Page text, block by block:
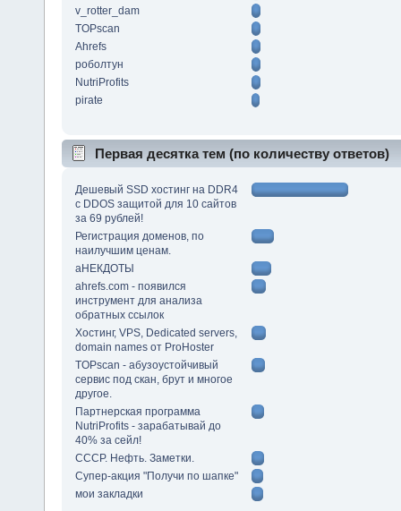
v_rotter_dam
TOPscan
Ahrefs
роболтун
NutriProfits
pirate
Первая десятка тем (по количеству ответов)
Дешевый SSD хостинг на DDR4
с DDOS защитой для 10 сайтов
за 69 рублей!
Регистрация доменов, по
наилучшим ценам.
аНЕКДОТЫ
ahrefs.com - появился
инструмент для анализа
обратных ссылок
Хостинг, VPS, Dedicated servers,
domain names от ProHoster
TOPscan - абузоустойчивый
сервис под скан, брут и многое
другое.
Партнерская программа
NutriProfits - зарабатывай до
40% за сейл!
СССР. Нефть. Заметки.
Супер-акция "Получи по шапке"
мои закладки